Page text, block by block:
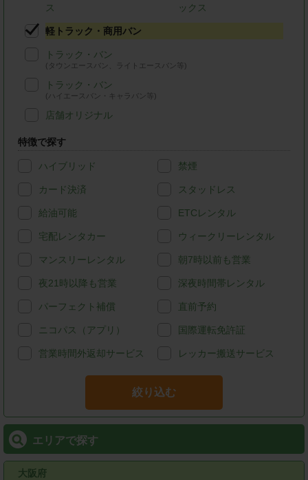
ス
ックス
軽トラック・商用バン
トラック・バン
(タウンエースバン、ライトエースバン等)
トラック・バン
(ハイエースバン・キャラバン等)
店舗オリジナル
特徴で探す
ハイブリッド 禁煙
カード決済 スタッドレス
給油可能 ETCレンタル
宅配レンタカー ウィークリーレンタル
マンスリーレンタル 朝7時以前も営業
夜21時以降も営業 深夜時間帯レンタル
パーフェクト補償 直前予約
ニコパス（アプリ） 国際運転免許証
営業時間外返却サービス レッカー搬送サービス
絞り込む
エリアで探す
大阪府